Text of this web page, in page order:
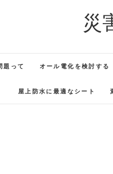
災
題って オール電化を検討する
屋上防水に最適なシート